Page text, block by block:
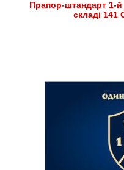
Прапор-штандарт 1-
складі